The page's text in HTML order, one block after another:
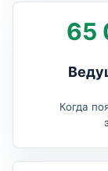
65
Когда